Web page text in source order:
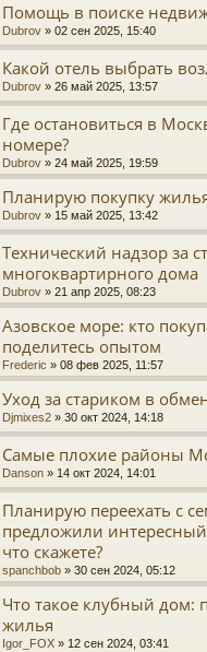
Помощь в поиске
Dubrov » 02 сен 2025, 15:40
Какой отель выбрать
Dubrov » 26 май 2025, 13:57
Где остановиться в
номере?
Dubrov » 24 май 2025, 19:59
Планирую покупку
Dubrov » 15 май 2025, 13:42
Технический надзор за
многоквартирного дома
Dubrov » 21 апр 2025, 08:23
Азовское море: кто
поделитесь опытом
Frederic » 08 фев 2025, 11:57
Уход за стариком в
Djmixes2 » 30 окт 2024, 14:18
Самые плохие районы
Danson » 14 окт 2024, 14:01
Планирую переехать с
предложили
что скажете?
spanchbob » 30 сен 2024, 05:12
Что такое клубный дом:
жилья
Igor_FOX » 12 сен 2024, 03:41